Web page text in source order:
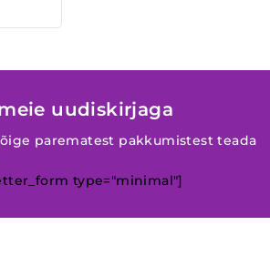
uudiskirjaga
parematest pakkumistest teada
type="minimal"]